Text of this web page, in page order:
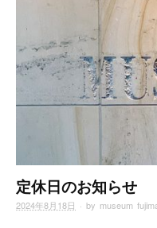
定休日のお知らせ
2024年8月18日 · by museum